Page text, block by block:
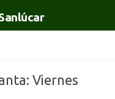
Viernes